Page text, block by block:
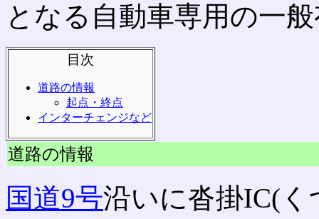
となる自動車専用の一
目次
道路の情報
起点・終点
インターチェンジなど
道路の情報
国道9号沿いに沓掛IC(